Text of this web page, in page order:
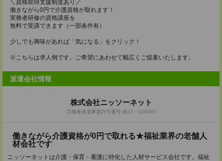
＼資格取得支援制度あり／
働きながら0円で介護資格が取れます！
実務者研修の資格講座を
無料で受講できます（一部条件有）
少しでも興味があれば「気になる」をクリック！
※こちらは求人例です。ご希望にあわせて幅広くご提案いたします。
派遣会社情報
株式会社ニッソーネット
労働者派遣事業許可番号:派27－029007
働きながら介護資格が0円で取れる★福祉業界の老舗人
材会社です
ニッソーネットは介護・保育・看護に特化した人材サービス会社です。福祉